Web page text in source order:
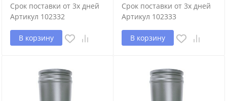
Срок поставки от 3х дней
Артикул 102332
В корзину
Срок поставки от 3х дней
Артикул 102333
В корзину